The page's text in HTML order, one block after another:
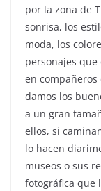
por la zona de
sonrisa, los
moda, los
personajes
en compañeros
damos los
a un gran
ellos, si
lo hacen
museos o sus
fotográfica que